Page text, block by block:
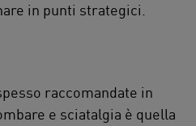
in punti strategici.
raccomandate in
e sciatalgia è quella